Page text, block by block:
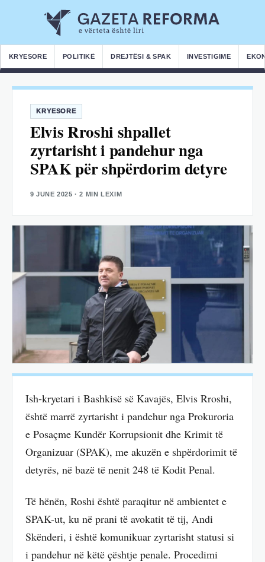
KRYESORE POLITIKË DREJTËSI & SPAK INVESTIGIME
KRYESORE
Elvis Rroshi shpallet
zyrtarisht i pandehur nga
SPAK për shpërdorim detyre
9 JUNE 2025 · 2 MIN LEXIM
Ish-kryetari i Bashkisë së Kavajës, Elvis Rroshi,
është marrë zyrtarisht i pandehur nga Prokuroria
e Posaçme Kundër Korrupsionit dhe Krimit të
Organizuar (SPAK), me akuzën e shpërdorimit të
detyrës, në bazë të nenit 248 të Kodit Penal.
Të hënën, Roshi është paraqitur në ambientet e
SPAK-ut, ku në prani të avokatit të tij, Andi
Skënderi, i është komunikuar zyrtarisht statusi si
i pandehur në këtë çështje penale. Procedimi